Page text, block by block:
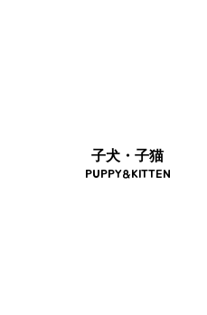
子犬・子猫
PUPPY&KITTEN